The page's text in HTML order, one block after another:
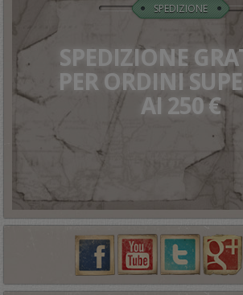
SPEDIZIONE
SPEDIZIONE
PER ORDINI
AI 250 €